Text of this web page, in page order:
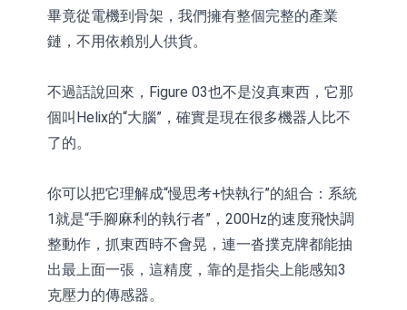
畢竟從電機到骨架，我們擁有整個完整的產業
鏈，不用依賴別人供貨。
不過話說回來，Figure 03也不是沒真東西，它那
個叫Helix的“大腦”，確實是現在很多機器人比不
了的。
你可以把它理解成“慢思考+快執行”的組合：系統
1就是“手腳麻利的執行者”，200Hz的速度飛快調
整動作，抓東西時不會晃，連一沓撲克牌都能抽
出最上面一張，這精度，靠的是指尖上能感知3
克壓力的傳感器。